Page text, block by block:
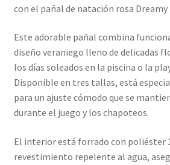
con el pañal de natación rosa
Este adorable pañal combina
diseño veraniego lleno de delicadas
los días soleados en la piscina o la
Disponible en tres tallas, está
para un ajuste cómodo que se
durante el juego y los chapoteos.
El interior está forrado con poliéster
revestimiento repelente al agua,